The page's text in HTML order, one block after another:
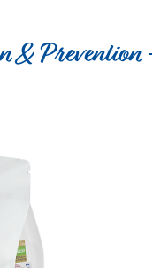
& Prevention